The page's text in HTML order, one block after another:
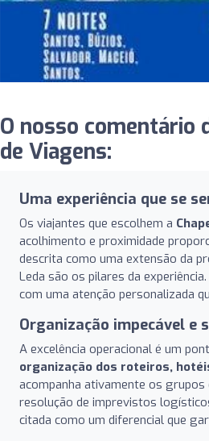
O nosso comentário
de Viagens:
Uma experiência que se
Os viajantes que escolhem a
acolhimento e proximidade
descrita como uma extensão da
Leda são os pilares da
com uma atenção personalizada
Organização impecável e
A excelência operacional é um
organização dos roteiros,
acompanha ativamente os
resolução de imprevistos
citada como um diferencial que